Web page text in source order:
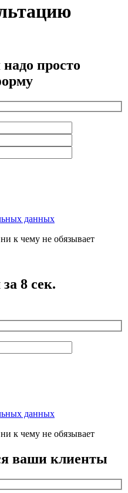
просто
данных
к чему не обязывает
8 сек.
данных
к чему не обязывает
ваши клиенты